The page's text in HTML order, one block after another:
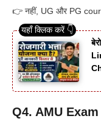
👉 नहीं, UG और PG
Q4. AMU